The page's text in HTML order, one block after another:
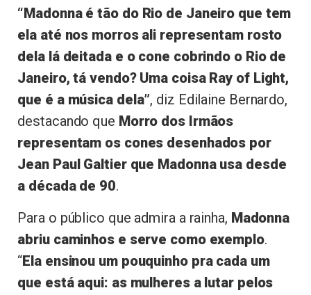
“Madonna é tão do Rio de Janeiro que tem
ela até nos morros ali representam rosto
dela lá deitada e o cone cobrindo o Rio de
Janeiro, tá vendo? Uma coisa Ray of Light,
que é a música dela”, diz Edilaine Bernardo,
destacando que Morro dos Irmãos
representam os cones desenhados por
Jean Paul Galtier que Madonna usa desde
a década de 90.
Para o público que admira a rainha, Madonna
abriu caminhos e serve como exemplo.
“Ela ensinou um pouquinho pra cada um
que está aqui: as mulheres a lutar pelos